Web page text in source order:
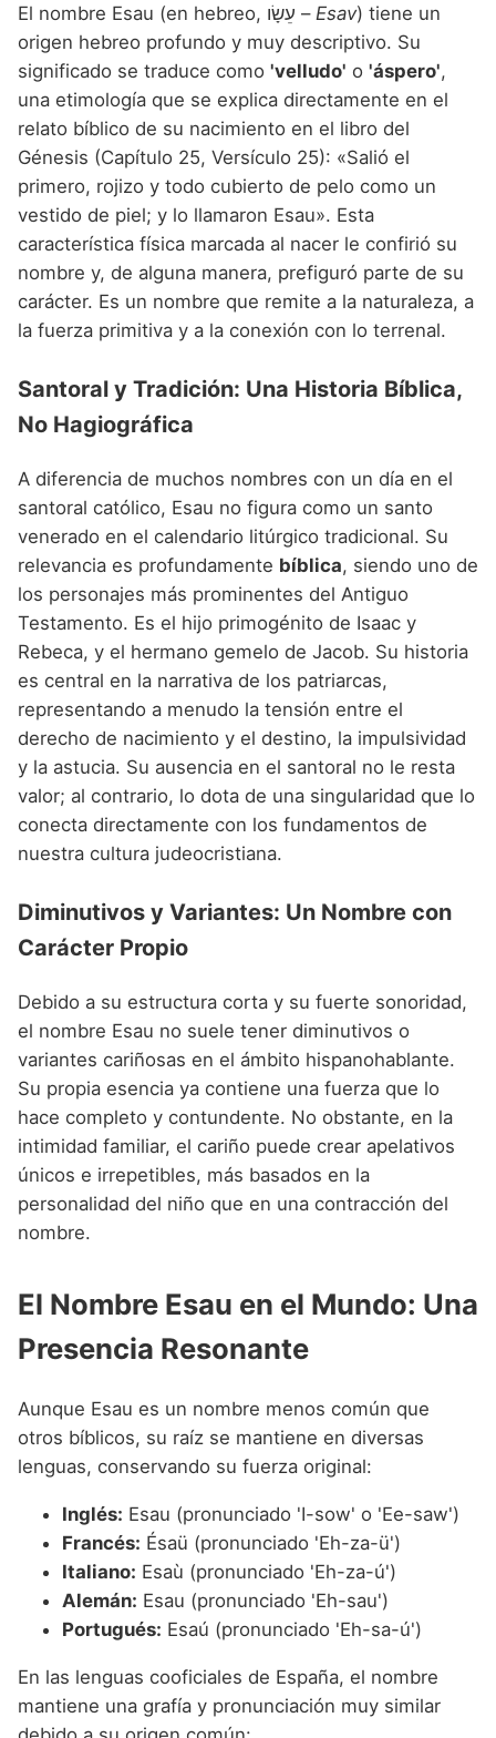
El nombre Esau (en hebreo, עֵשָׂו – Esav) tiene un
origen hebreo profundo y muy descriptivo. Su
significado se traduce como 'velludo' o 'áspero',
una etimología que se explica directamente en el
relato bíblico de su nacimiento en el libro del
Génesis (Capítulo 25, Versículo 25): «Salió el
primero, rojizo y todo cubierto de pelo como un
vestido de piel; y lo llamaron Esau». Esta
característica física marcada al nacer le confirió su
nombre y, de alguna manera, prefiguró parte de su
carácter. Es un nombre que remite a la naturaleza, a
la fuerza primitiva y a la conexión con lo terrenal.
Santoral y Tradición: Una Historia Bíblica,
No Hagiográfica
A diferencia de muchos nombres con un día en el
santoral católico, Esau no figura como un santo
venerado en el calendario litúrgico tradicional. Su
relevancia es profundamente bíblica, siendo uno de
los personajes más prominentes del Antiguo
Testamento. Es el hijo primogénito de Isaac y
Rebeca, y el hermano gemelo de Jacob. Su historia
es central en la narrativa de los patriarcas,
representando a menudo la tensión entre el
derecho de nacimiento y el destino, la impulsividad
y la astucia. Su ausencia en el santoral no le resta
valor; al contrario, lo dota de una singularidad que lo
conecta directamente con los fundamentos de
nuestra cultura judeocristiana.
Diminutivos y Variantes: Un Nombre con
Carácter Propio
Debido a su estructura corta y su fuerte sonoridad,
el nombre Esau no suele tener diminutivos o
variantes cariñosas en el ámbito hispanohablante.
Su propia esencia ya contiene una fuerza que lo
hace completo y contundente. No obstante, en la
intimidad familiar, el cariño puede crear apelativos
únicos e irrepetibles, más basados en la
personalidad del niño que en una contracción del
nombre.
El Nombre Esau en el Mundo: Una
Presencia Resonante
Aunque Esau es un nombre menos común que
otros bíblicos, su raíz se mantiene en diversas
lenguas, conservando su fuerza original:
Inglés: Esau (pronunciado 'I-sow' o 'Ee-saw')
Francés: Ésaü (pronunciado 'Eh-za-ü')
Italiano: Esaù (pronunciado 'Eh-za-ú')
Alemán: Esau (pronunciado 'Eh-sau')
Portugués: Esaú (pronunciado 'Eh-sa-ú')
En las lenguas cooficiales de España, el nombre
mantiene una grafía y pronunciación muy similar